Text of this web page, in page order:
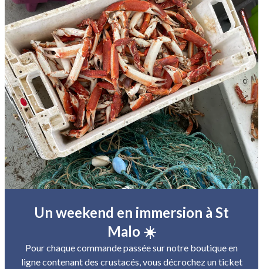
Un weekend en immersion à St
Malo ☀️
Pour chaque commande passée sur notre boutique en
ligne contenant des crustacés, vous décrochez un ticket